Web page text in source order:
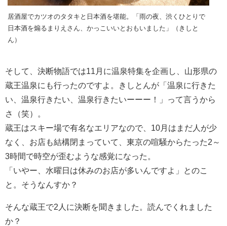
居酒屋でカツオのタタキと日本酒を堪能。「雨の夜、渋くひとりで
日本酒を煽るまりえさん、かっこいいとおもいました」（きしと
ん）
そして、決断物語では11月に温泉特集を企画し、山形県の
蔵王温泉にも行ったのですよ。きしとんが「温泉に行きた
い、温泉行きたい、温泉行きたいーーー！」って言うから
さ（笑）。
蔵王はスキー場で有名なエリアなので、10月はまだ人が少
なく、お店も結構閉まっていて、東京の喧騒からたった2～
3時間で時空が歪むような感覚になった。
「いやー、水曜日は休みのお店が多いんですよ」とのこ
と。そうなんすか？
そんな蔵王で2人に決断を聞きました。読んでくれました
か？